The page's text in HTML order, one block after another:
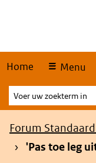
Home Menu
Voer
uw
zoekterm
Kruimelpad
Forum
'Pas toe leg